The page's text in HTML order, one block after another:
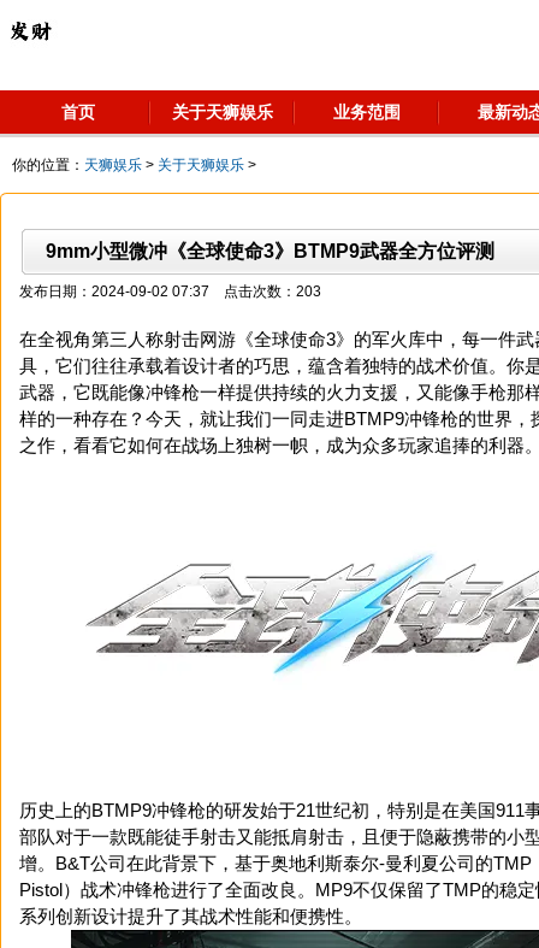
首页 关于天狮娱乐 业务范围 最新动
你的位置： 天狮娱乐 > 关于天狮娱乐 >
9mm小型微冲《全球使命3》BTMP9武器全方位评测
发布日期：2024-09-02 07:37 点击次数：203
在全视角第三人称射击网游《全球使命3》的军火库中，每一件
具，它们往往承载着设计者的巧思，蕴含着独特的战术价值。你
武器，它既能像冲锋枪一样提供持续的火力支援，又能像手枪那
样的一种存在？今天，就让我们一同走进BTMP9冲锋枪的世界，
之作，看看它如何在战场上独树一帜，成为众多玩家追捧的利器
历史上的BTMP9冲锋枪的研发始于21世纪初，特别是在美国911
部队对于一款既能徒手射击又能抵肩射击，且便于隐蔽携带的小
增。B&T公司在此背景下，基于奥地利斯泰尔-曼利夏公司的TMP
Pistol）战术冲锋枪进行了全面改良。MP9不仅保留了TMP的稳
系列创新设计提升了其战术性能和便携性。